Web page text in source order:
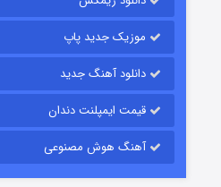
قسمت
موزیک جدید پاپ
دانلود آهنگ جدید
قیمت ایمپلنت دندان
آهنگ هوش مصنوعی